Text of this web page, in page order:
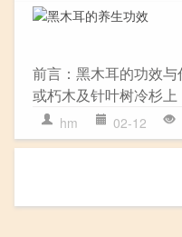
前言：黑木耳的功效
或朽木及针叶树冷杉上
hm 02-12